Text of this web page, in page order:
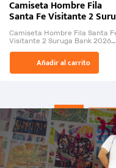
Camiseta Hombre Fila
Santa Fe Visitante 2
Bank 2026
Camiseta Hombre Fila Santa
Visitante 2 Suruga Bank 2026
El Rugido del Sol Naciente:
“Primeros para la Et...
Añadir al carrito